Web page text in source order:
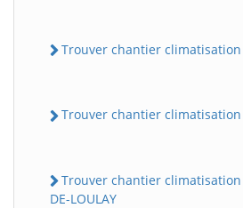
Trouver chantier climatisation
Trouver chantier climatisation
Trouver chantier climatisation
DE-LOULAY